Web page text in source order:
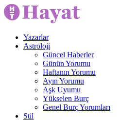
Yazarlar
Astroloji
Güncel Haberler
Günün Yorumu
Haftanın Yorumu
Ayın Yorumu
Aşk Uyumu
Yükselen Burç
Genel Burç Yorumları
Stil